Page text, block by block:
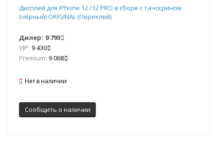
Дисплей для iPhone 12 /12 PRO в сборе с тачскрином
(чёрный) ORIGINAL (Переклей)
Дилер: 9 793
VIP: 9 430
Premium: 9 068
Нет в наличии
Сообщить о наличии